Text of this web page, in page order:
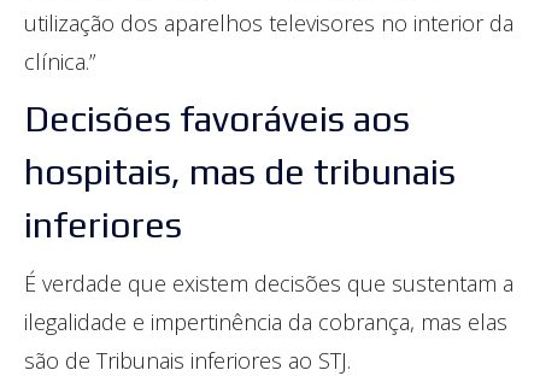
utilização dos aparelhos televisores no interior da
clínica.”
Decisões favoráveis aos
hospitais, mas de tribunais
inferiores
É verdade que existem decisões que sustentam a
ilegalidade e impertinência da cobrança, mas elas
são de Tribunais inferiores ao STJ.